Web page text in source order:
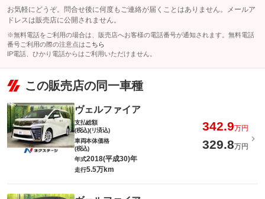
お気軽にどうぞ。問合せ後に何度もご連絡が届くことはありません。メールア
ドレスは販売店に公開されません。
※無料電話をご利用の場合は、販売店へお客様の電話番号が通知されます。無料電話
番号ご利用の際の注意点は こちら
IP電話、ひかり電話からはご利用いただけません。
この販売店の同一車種
ヴェルファイア
支払総額
(税込)(リ済込)
342.9万円
車両本体価格
(税込)
329.8万円
年式2018(平成30)年
走行5.5万km